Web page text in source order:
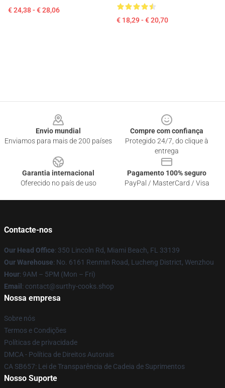
€ 24,38 - € 28,06
€ 18,29 - € 20,70
Envio mundial
Enviamos para mais de 200 países
Compre com confiança
Protegido 24/7, do clique à
entrega
Garantia internacional
Oferecido no país de uso
Pagamento 100% seguro
PayPal / MasterCard / Visa
Contacte-nos
Our Head Office: 350 Lincoln Rd, Miami Beach, FL 33139
Our Warehouse: No. 6161 Renmin Road, Lucheng District, Wenzhou
Hour: 9AM – 5PM (Mon – Fri)
Email : contact@surthy-cooks.shop
Nossa empresa
Sobre nós
Termos e Condições
Políticas de privacidade
DMCA - Política de Direitos Autorais
CA SB657: Lei de Transparência de Cadeia de Suprimentos
Nosso Suporte